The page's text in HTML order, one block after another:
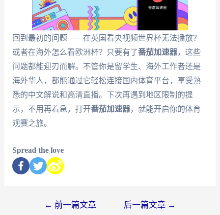
回到最初的问题——在英国看央视频世界杯无法播放？
或者在海外怎么看欧洲杯？只要有了番茄加速器，这些
问题都能迎刃而解。不管你是留学生、海外工作者还是
海外华人，都能通过它轻松连接国内体育平台，享受熟
悉的中文解说和高清直播。下次再遇到地区限制的提
示，不用再着急，打开番茄加速器，就能开启你的体育
观赛之旅。
Spread the love
← 前一篇文章 后一篇文章 →